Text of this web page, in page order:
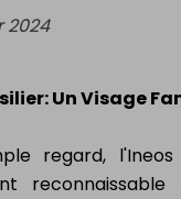
électrique
2024
Un Visage
regard,